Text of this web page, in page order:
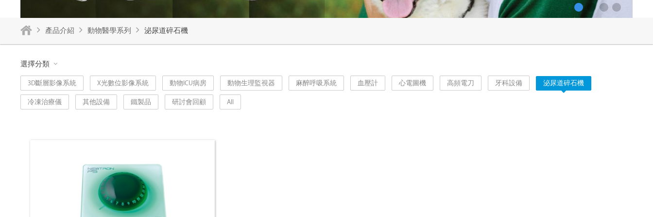
產品介紹 動物醫學系列 泌尿道碎石機
選擇分類
3D斷層影像系統 X光數位影像系統 動物ICU病房 動物生理監視器 麻醉呼吸系統 血壓計 心電圖機 高頻電刀 牙科設備 泌尿道碎石機
冷凍治療儀 其他設備 鐵製品 研討會回顧 All